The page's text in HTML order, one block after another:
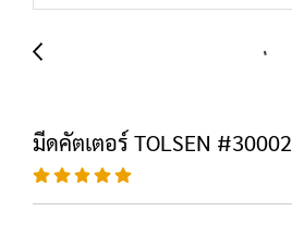
มีดคัตเตอร์ TOLSEN #30002